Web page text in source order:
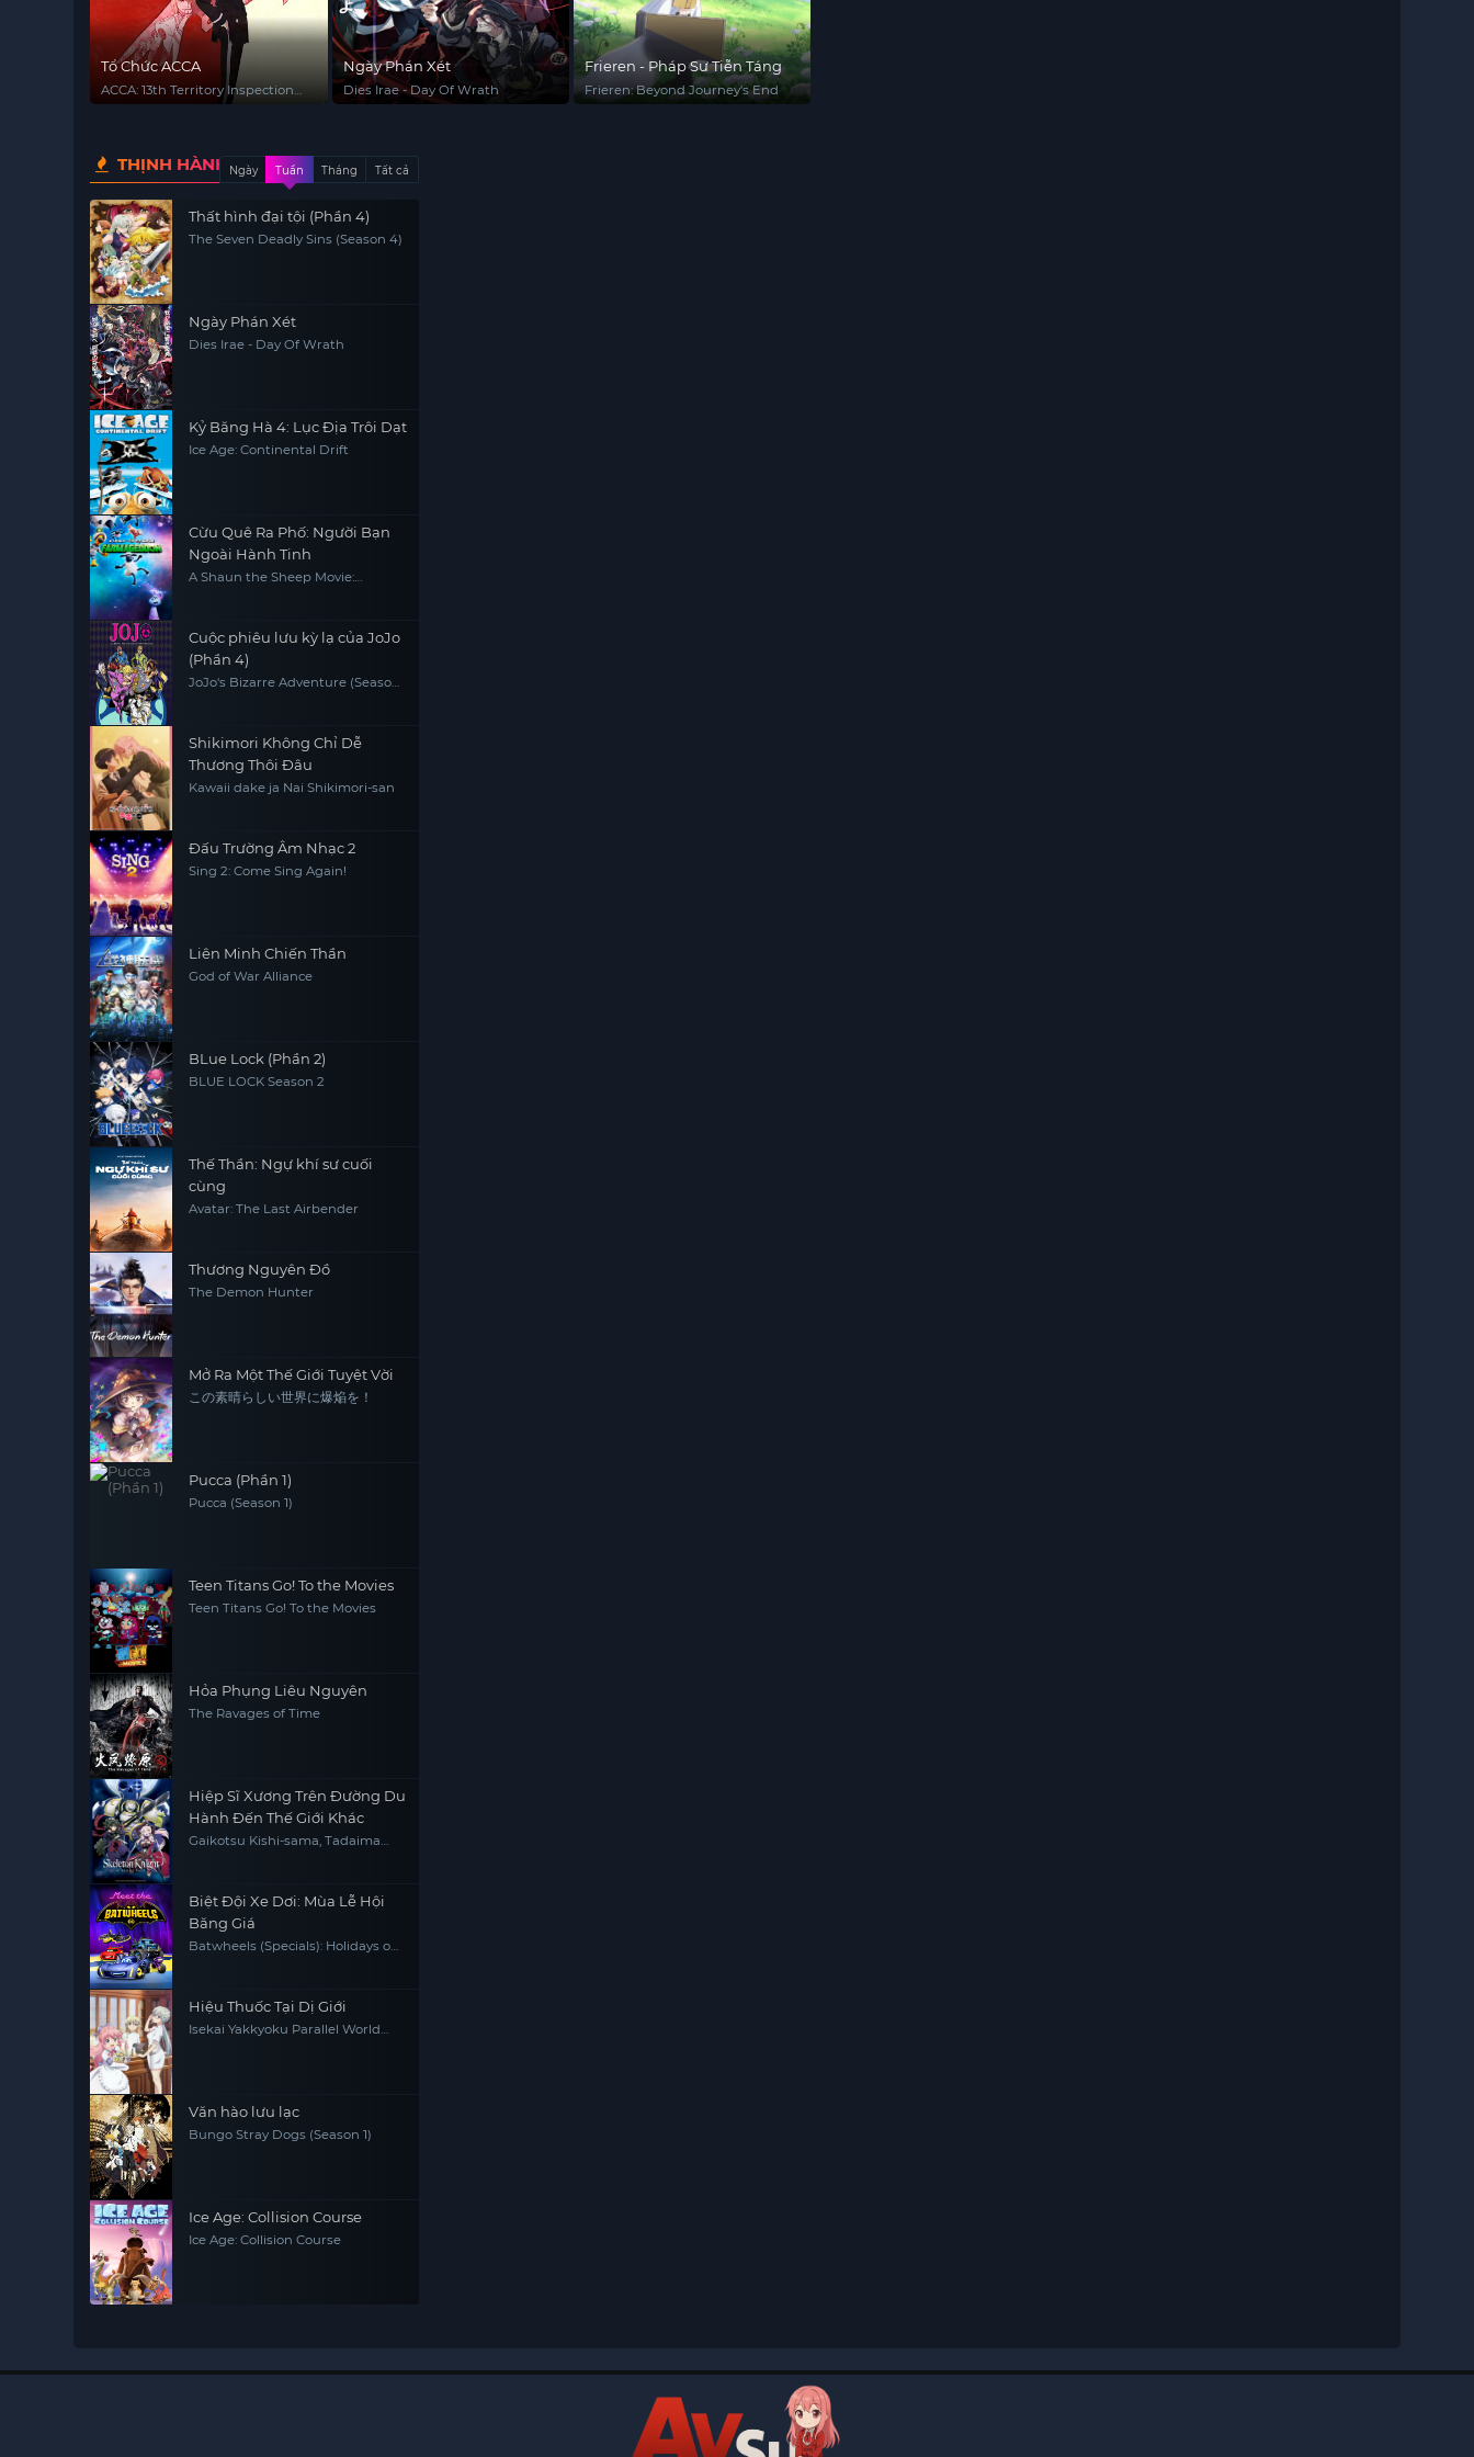
Tổ Chức ACCA
ACCA: 13th Territory Inspection
Ngày Phán Xét
Dies Irae - Day Of Wrath
Frieren - Pháp Sư Tiễn Táng
Frieren: Beyond Journey's End
THỊNH HÀNHNgày Tuần Tháng Tất cả
Thất hình đại tội (Phần 4)
The Seven Deadly Sins (Season 4)
Ngày Phán Xét
Dies Irae - Day Of Wrath
Kỷ Băng Hà 4: Lục Địa Trôi Dạt
Ice Age: Continental Drift
Cừu Quê Ra Phố: Người Bạn
Ngoài Hành Tinh
A Shaun the Sheep Movie:
Cuộc phiêu lưu kỳ lạ của JoJo
(Phần 4)
JoJo's Bizarre Adventure (Season
Shikimori Không Chỉ Dễ
Thương Thôi Đâu
Kawaii dake ja Nai Shikimori-san
Đấu Trường Âm Nhạc 2
Sing 2: Come Sing Again!
Liên Minh Chiến Thần
God of War Alliance
BLue Lock (Phần 2)
BLUE LOCK Season 2
Thế Thần: Ngự khí sư cuối
cùng
Avatar: The Last Airbender
Thương Nguyên Đồ
The Demon Hunter
Mở Ra Một Thế Giới Tuyệt Vời
この素晴らしい世界に爆焔を！
Pucca (Phần 1)
Pucca (Season 1)
Teen Titans Go! To the Movies
Teen Titans Go! To the Movies
Hỏa Phụng Liêu Nguyên
The Ravages of Time
Hiệp Sĩ Xương Trên Đường Du
Hành Đến Thế Giới Khác
Gaikotsu Kishi-sama, Tadaima
Biệt Đội Xe Dơi: Mùa Lễ Hội
Băng Giá
Batwheels (Specials): Holidays on
Hiệu Thuốc Tại Dị Giới
Isekai Yakkyoku Parallel World
Văn hào lưu lạc
Bungo Stray Dogs (Season 1)
Ice Age: Collision Course
Ice Age: Collision Course